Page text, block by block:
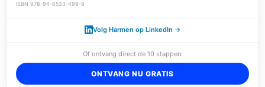
ISBN 978-94-6533-499-8
Volg Harmen op LinkedIn →
Of ontvang direct de 10 stappen:
ONTVANG NU GRATIS